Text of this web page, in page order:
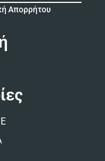
Απορρήτου